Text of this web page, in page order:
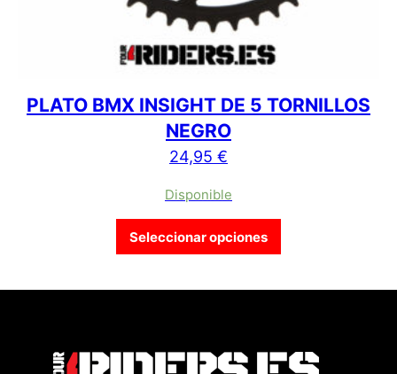
PLATO BMX INSIGHT DE 5 TORNILLOS
NEGRO
24,95 €
Disponible
Seleccionar opciones